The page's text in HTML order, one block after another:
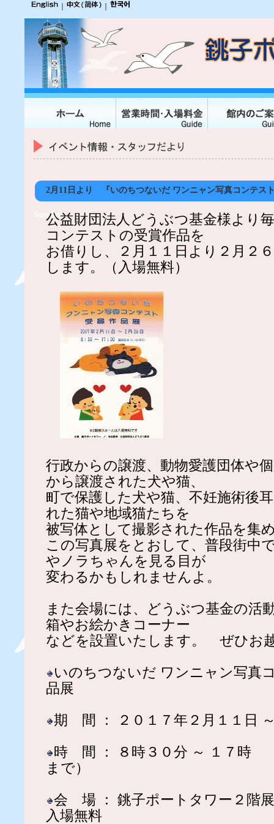
2月11日より 『いのちつないだ ワンニャン写真コンテ
Sunday)
公益財団法人どうぶつ基金様より
コンテストの受賞作品を
お借りし、２月１１日より２月２
します。（入場無料）
行政からの譲渡、動物愛護団体や
から譲渡された犬や猫、
町で保護した犬や猫、不妊施術後
れた猫や地域猫たちを
被写体として撮影された作品を集
この写真展をとおして、普段街中
やノラちゃんを見る目が
変わるかもしれませんよ。
また会場には、どうぶつ基金の活
箱やお絵かきコーナー
などを設置いたします。 ぜひお
いのちつないだ ワンニャン写真
品展
期 間 ： ２０１７年２月１１日
時 間 ： ８時３０分 ～ １７時
まで）
会 場 ： 銚子ポートタワー２
入場無料